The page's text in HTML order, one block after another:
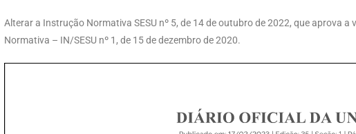
Alterar a Instrução Normativa SESU nº 5, de 14 de outubro de 2022, que aprova
Normativa – IN/SESU nº 1, de 15 de dezembro de 2020.